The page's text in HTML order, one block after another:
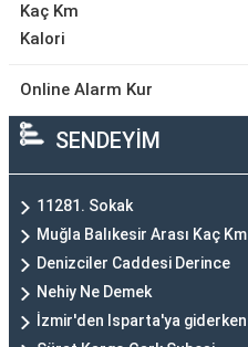
Kaç Km
Kalori
Online Alarm Kur
SENDEYİM
11281. Sokak
Muğla Balıkesir Arası Kaç Km
Denizciler Caddesi Derince
Nehiy Ne Demek
İzmir'den Isparta'ya